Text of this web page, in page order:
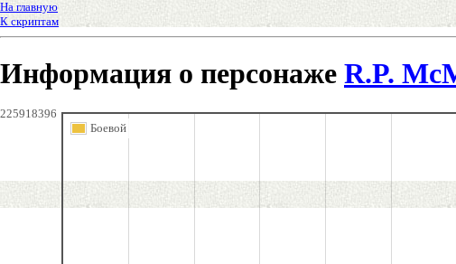
На главную
К скриптам
Информация о персонаже R.P.
225918396
Боевой